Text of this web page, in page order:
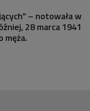
– notowała w
28 marca 1941
męża.